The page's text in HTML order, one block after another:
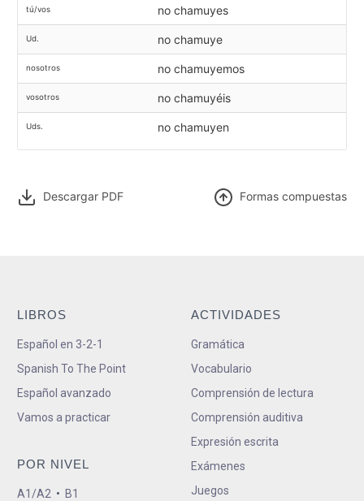
tú/vos no chamuyes
Ud. no chamuye
nosotros no chamuyemos
vosotros no chamuyéis
Uds. no chamuyen
Descargar PDF Formas compuestas
LIBROS
Español en 3-2-1
Spanish To The Point
Español avanzado
Vamos a practicar
POR NIVEL
A1/A2 • B1
ACTIVIDADES
Gramática
Vocabulario
Comprensión de lectura
Comprensión auditiva
Expresión escrita
Exámenes
Juegos